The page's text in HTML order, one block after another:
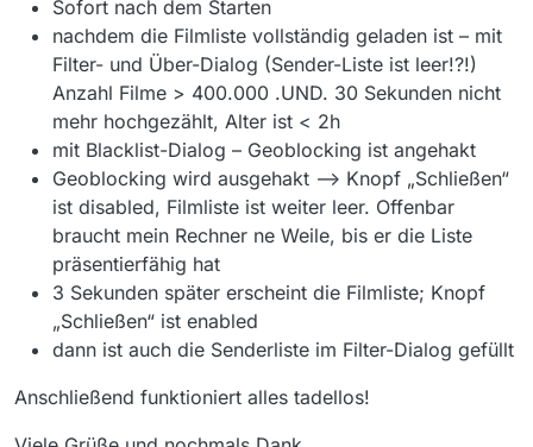
auf einen Urwert zurücksetzen. Das sollte
dann auch etwaige Fehlkonfigurationen
verändern.
können.
Sofort nach dem Starten
nachdem die Filmliste vollständig geladen ist – mit
Filter- und Über-Dialog (Sender-Liste ist leer!?!)
Anzahl Filme > 400.000 .UND. 30 Sekunden nicht
mehr hochgezählt, Alter ist < 2h
mit Blacklist-Dialog – Geoblocking ist angehakt
Geoblocking wird ausgehakt --> Knopf „Schließen“
ist disabled, Filmliste ist weiter leer. Offenbar
braucht mein Rechner ne Weile, bis er die Liste
präsentierfähig hat
3 Sekunden später erscheint die Filmliste; Knopf
„Schließen“ ist enabled
dann ist auch die Senderliste im Filter-Dialog gefüllt
Anschließend funktioniert alles tadellos!